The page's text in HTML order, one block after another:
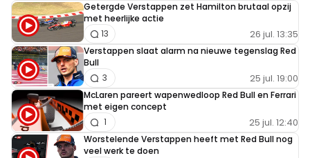
Getergde Verstappen zet Hamilton brutaal opzij
met heerlijke actie
26 jul. 13:35
13
Verstappen slaat alarm na nieuwe tegenslag Red
Bull
25 jul. 19:00
3
McLaren pareert wapenwedloop Red Bull en Ferrari
met eigen concept
25 jul. 12:40
1
Worstelende Verstappen heeft met Red Bull nog
veel werk te doen